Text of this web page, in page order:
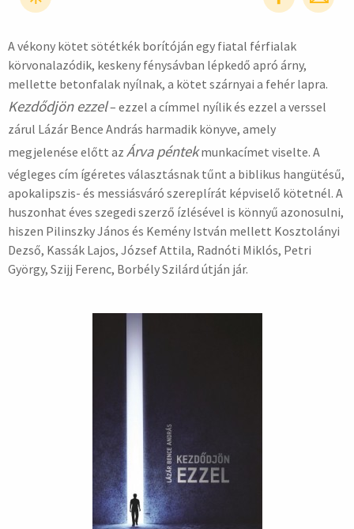
hirdetés
A vékony kötet sötétkék borítóján egy fiatal férfialak
körvonalazódik, keskeny fénysávban lépkedő apró árny,
mellette betonfalak nyílnak, a kötet szárnyai a fehér lapra.
Kezdődjön ezzel– ezzel a címmel nyílik és ezzel a verssel
zárul Lázár Bence András harmadik könyve, amely
megjelenése előtt az Árva péntekmunkacímet viselte. A
végleges cím ígéretes választásnak tűnt a biblikus hangütésű,
apokalipszis- és messiásváró szereplírát képviselő kötetnél. A
huszonhat éves szegedi szerző ízlésével is könnyű azonosulni,
hiszen Pilinszky János és Kemény István mellett Kosztolányi
Dezső, Kassák Lajos, József Attila, Radnóti Miklós, Petri
György, Szijj Ferenc, Borbély Szilárd útján jár.